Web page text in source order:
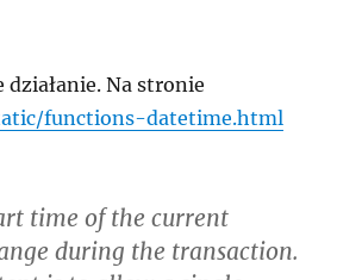
Na stronie
functions-datetime.html
time of the current
during the transaction.